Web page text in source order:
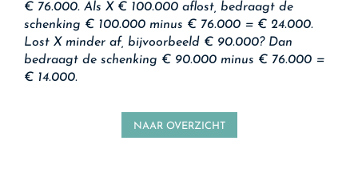
€ 76.000. Als X € 100.000 aflost, bedraagt de
schenking € 100.000 minus € 76.000 = € 24.000.
Lost X minder af, bijvoorbeeld € 90.000? Dan
bedraagt de schenking € 90.000 minus € 76.000 =
€ 14.000.
NAAR OVERZICHT